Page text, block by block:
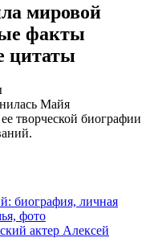
мировой
факты
цитаты
Майя
творческой биографии
биография, личная
фото
актер Алексей